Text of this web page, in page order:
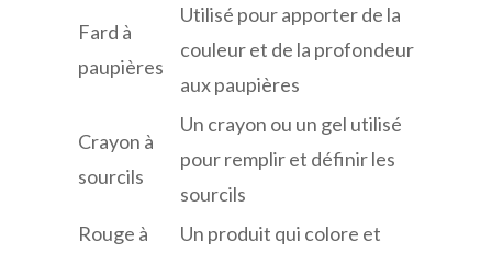
Fard à
paupières
Utilisé pour apporter de la
couleur et de la profondeur
aux paupières
Crayon à
sourcils
Un crayon ou un gel utilisé
pour remplir et définir les
sourcils
Rouge à
Un produit qui colore et